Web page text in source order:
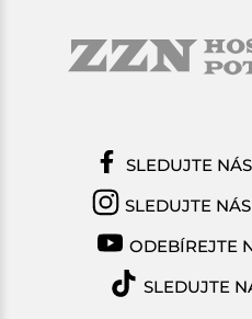
SLEDUJTE
SLEDUJTE
ODEBÍREJTE
SLEDUJTE